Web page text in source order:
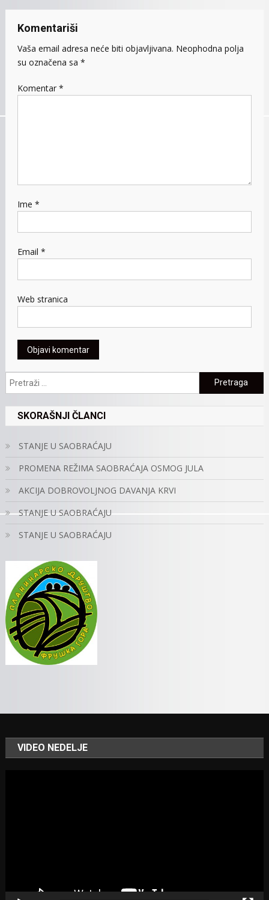
Komentariši
Vaša email adresa neće biti objavljivana. Neophodna polja
su označena sa *
Komentar *
Ime *
Email *
Web stranica
Pretraga:
SKORAŠNJI ČLANCI
STANJE U SAOBRAĆAJU
PROMENA REŽIMA SAOBRAĆAJA OSMOG JULA
AKCIJA DOBROVOLJNOG DAVANJA KRVI
STANJE U SAOBRAĆAJU
STANJE U SAOBRAĆAJU
VIDEO NEDELJE